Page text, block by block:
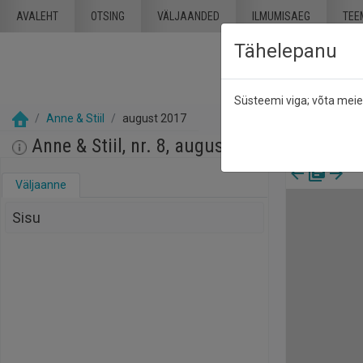
AVALEHT OTSING VÄLJAANDED ILMUMISAEG
Anne & Stiil august 2017
Anne & Stiil, nr. 8, august 2017
Väljaanne
Sisu
Tähelepanu
Süsteemi viga; võta